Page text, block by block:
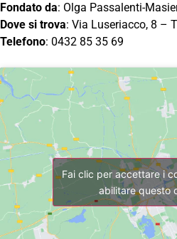
Fondato da: Olga Passalenti-
Dove si trova: Via Luseriacco, 8 –
Telefono: 0432 85 35 69
Fai clic per accettare i
abilitare questo